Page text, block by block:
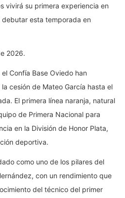
vivirá su primera experiencia en
debutar esta temporada en
2026.
Confía Base Oviedo han
cesión de Mateo García hasta el
El primera línea naranja, natural
de Primera Nacional para
en la División de Honor Plata,
deportiva.
como uno de los pilares del
con un rendimiento que
del técnico del primer